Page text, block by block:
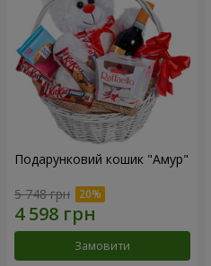
Подарунковий кошик "Амур"
5 748 грн
Замовити